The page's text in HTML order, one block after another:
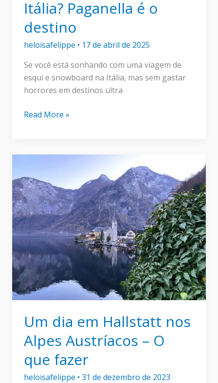
Itália? Paganella é o
destino
heloisafelippe • 17 de abril de 2025
Se você está sonhando com uma viagem de
esqui e snowboard na Itália, mas sem gastar
horrores em destinos ultra
Esqui
na
Paganella
é
o
destino
Read More »
Um dia em Hallstatt nos
Alpes Austríacos – O
que fazer
heloisafelippe • 31 de dezembro de 2023